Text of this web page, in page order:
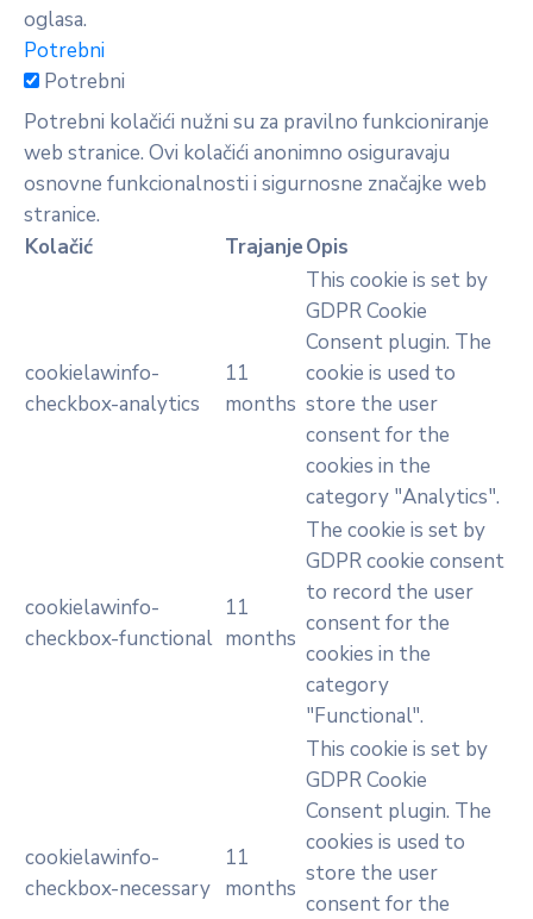
oglasa.
Potrebni
Potrebni
Potrebni kolačići nužni su za pravilno funkcioniranje
web stranice. Ovi kolačići anonimno osiguravaju
osnovne funkcionalnosti i sigurnosne značajke web
stranice.
Kolačić
TrajanjeOpis
cookielawinfo-
checkbox-analytics
11
months
This cookie is set by
GDPR Cookie
Consent plugin. The
cookie is used to
store the user
consent for the
cookies in the
category "Analytics".
cookielawinfo-
checkbox-functional
11
months
The cookie is set by
GDPR cookie consent
to record the user
consent for the
cookies in the
category
"Functional".
cookielawinfo-
checkbox-necessary
11
months
This cookie is set by
GDPR Cookie
Consent plugin. The
cookies is used to
store the user
consent for the